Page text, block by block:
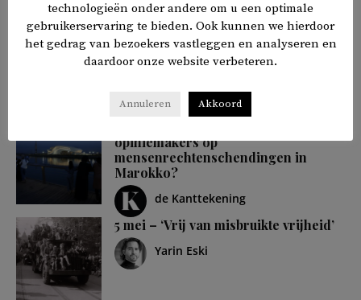
Hoe China twijfel zaait over het lot
van de Oeigoeren
opiniemakers op
mensenrechtenschendingen in
Marokko?
de Kanttekening
5 mei – ‘Vrij van misbruikte vrijheid’
Yarin Eski
technologieën onder andere om u een optimale
gebruikerservaring te bieden. Ook kunnen we hierdoor
het gedrag van bezoekers vastleggen en analyseren en
daardoor onze website verbeteren.
Annuleren Akkoord